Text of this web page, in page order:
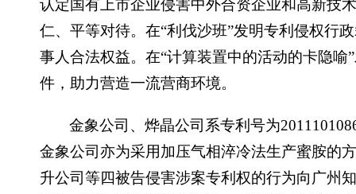
认定国有上市企业侵害中外合资企业和高新技
仁、平等对待。在“利伐沙班”发明专利侵权行
事人合法权益。在“计算装置中的活动的卡隐
件，助力营造一流营商环境。
金象公司、烨晶公司系专利号为
金象公司亦为采用加压气相淬冷法生产蜜胺的
升公司等四被告侵害涉案专利权的行为向广州